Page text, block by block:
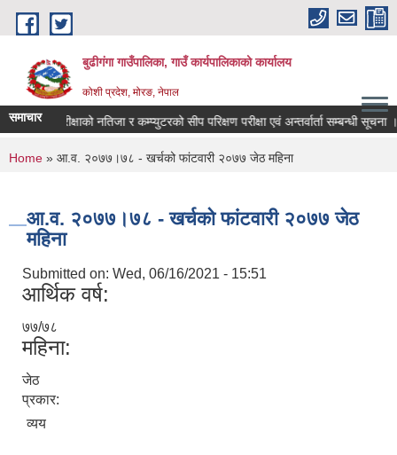
Skip to main content
बुढीगंगा गाउँपालिका, गाउँ कार्यपालिकाको कार्यालय
कोशी प्रदेश, मोरङ, नेपाल
समाचार
लिखित परीक्षाको नतिजा र कम्प्युटरको सीप परिक्षण परीक्षा एवं अन्तर्वार्ता सम्बन्धी सूचना ।
You are here
Home » आ.व. २०७७।७८ - खर्चको फांटवारी २०७७ जेठ महिना
आ.व. २०७७।७८ - खर्चको फांटवारी २०७७ जेठ
महिना
Submitted on: Wed, 06/16/2021 - 15:51
आर्थिक वर्ष:
७७/७८
महिना:
जेठ
प्रकार:
व्यय